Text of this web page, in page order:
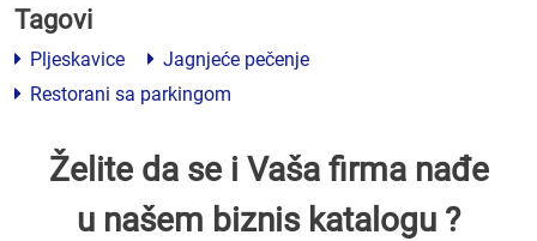
Tagovi
Pljeskavice
Jagnjeće pečenje
Restorani sa parkingom
Želite da se i Vaša firma nađe
u našem biznis katalogu ?